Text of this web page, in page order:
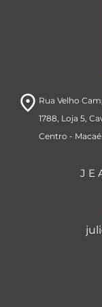
room Rua Velho
1788, Loja 5,
Centro - Macaé
J E